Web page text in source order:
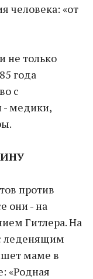
человека: «от
не только
года
с
- медики,
против
они - на
Гитлера. На
леденящим
маме в
«Родная